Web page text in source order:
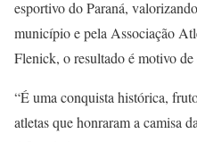
esportivo do Paraná,
município e pela Associação
Flenick, o resultado é motivo
“É uma conquista histórica,
atletas que honraram a camisa